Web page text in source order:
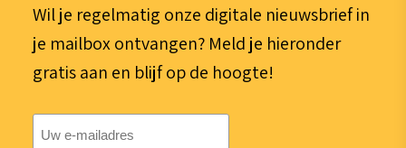
Wil je regelmatig onze digitale nieuwsbrief in
je mailbox ontvangen? Meld je hieronder
gratis aan en blijf op de hoogte!